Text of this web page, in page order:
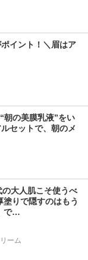
イント！＼眉はア
朝の美膜乳液”をい
セットで、朝のメ
大人肌こそ使うべ
りで隠すのはもう
で…
ーム